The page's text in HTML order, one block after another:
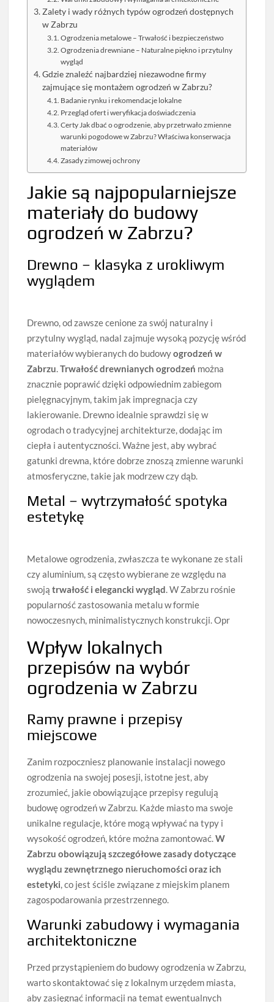
Zalety i wady różnych typów ogrodzeń dostępnych
w Zabrzu
Ogrodzenia metalowe – Trwałość i bezpieczeństwo
Ogrodzenia drewniane – Naturalne piękno i przytulny
wygląd
Gdzie znaleźć najbardziej niezawodne firmy
zajmujące się montażem ogrodzeń w Zabrzu?
Badanie rynku i rekomendacje lokalne
Przegląd ofert i weryfikacja doświadczenia
Certy Jak dbać o ogrodzenie, aby przetrwało zmienne
warunki pogodowe w Zabrzu? Właściwa konserwacja
materiałów
Zasady zimowej ochrony
Jakie są najpopularniejsze
materiały do budowy
ogrodzeń w Zabrzu?
Drewno – klasyka z urokliwym
wyglądem
Drewno, od zawsze cenione za swój naturalny i
przytulny wygląd, nadal zajmuje wysoką pozycję wśród
materiałów wybieranych do budowyogrodzeń w
Zabrzu.Trwałość drewnianych ogrodzeń można
znacznie poprawić dzięki odpowiednim zabiegom
pielęgnacyjnym, takim jak impregnacja czy
lakierowanie. Drewno idealnie sprawdzi się w
ogrodach o tradycyjnej architekturze, dodając im
ciepła i autentyczności. Ważne jest, aby wybrać
gatunki drewna, które dobrze znoszą zmienne warunki
atmosferyczne, takie jak modrzew czy dąb.
Metal – wytrzymałość spotyka
estetykę
Metalowe ogrodzenia, zwłaszcza te wykonane ze stali
czy aluminium, są często wybierane ze względu na
swojątrwałość i elegancki wygląd. W Zabrzu rośnie
popularność zastosowania metalu w formie
nowoczesnych, minimalistycznych konstrukcji. Opr
Wpływ lokalnych
przepisów na wybór
ogrodzenia w Zabrzu
Ramy prawne i przepisy
miejscowe
Zanim rozpoczniesz planowanie instalacji nowego
ogrodzenia na swojej posesji, istotne jest, aby
zrozumieć, jakie obowiązujące przepisy regulują
budowę ogrodzeń w Zabrzu. Każde miasto ma swoje
unikalne regulacje, które mogą wpływać na typy i
wysokość ogrodzeń, które można zamontować.W
Zabrzu obowiązują szczegółowe zasady dotyczące
wyglądu zewnętrznego nieruchomości oraz ich
estetyki, co jest ściśle związane z miejskim planem
zagospodarowania przestrzennego.
Warunki zabudowy i wymagania
architektoniczne
Przed przystąpieniem do budowy ogrodzenia w Zabrzu,
warto skontaktować się z lokalnym urzędem miasta,
aby zasięgnąć informacji na temat ewentualnych